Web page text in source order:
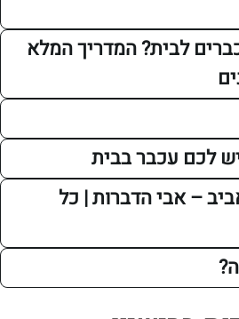
המדריך המלא
בבית
הדברות | כל